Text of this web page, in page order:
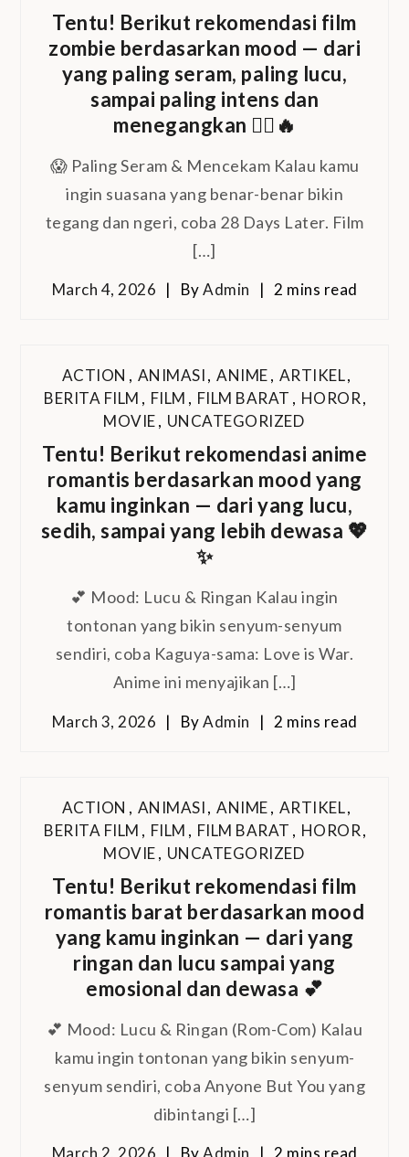
Tentu! Berikut rekomendasi film
zombie berdasarkan mood — dari
yang paling seram, paling lucu,
sampai paling intens dan
menegangkan 🧟‍♂️🔥
😱 Paling Seram & Mencekam Kalau kamu
ingin suasana yang benar-benar bikin
tegang dan ngeri, coba 28 Days Later. Film
[…]
March 4, 2026 ByAdmin 2 mins read
ACTION , ANIMASI, ANIME, ARTIKEL,
BERITA FILM , FILM , FILM BARAT , HOROR,
MOVIE, UNCATEGORIZED
Tentu! Berikut rekomendasi anime
romantis berdasarkan mood yang
kamu inginkan — dari yang lucu,
sedih, sampai yang lebih dewasa 💖
✨
💕 Mood: Lucu & Ringan Kalau ingin
tontonan yang bikin senyum-senyum
sendiri, coba Kaguya-sama: Love is War.
Anime ini menyajikan […]
March 3, 2026 ByAdmin 2 mins read
ACTION , ANIMASI, ANIME, ARTIKEL,
BERITA FILM , FILM , FILM BARAT , HOROR,
MOVIE, UNCATEGORIZED
Tentu! Berikut rekomendasi film
romantis barat berdasarkan mood
yang kamu inginkan — dari yang
ringan dan lucu sampai yang
emosional dan dewasa 💕
💕 Mood: Lucu & Ringan (Rom-Com) Kalau
kamu ingin tontonan yang bikin senyum-
senyum sendiri, coba Anyone But You yang
dibintangi […]
March 2, 2026 By Admin 2 mins read